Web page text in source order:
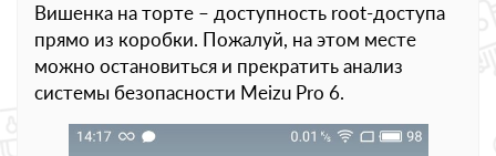
Вишенка на торте – доступность root-доступа
прямо из коробки. Пожалуй, на этом месте
можно остановиться и прекратить анализ
системы безопасности Meizu Pro 6.